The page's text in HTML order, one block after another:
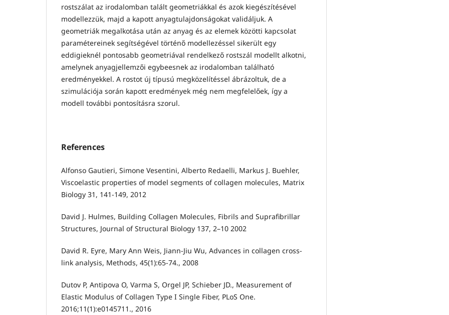
rostszálat az irodalomban talált geometriákkal és azok kiegészítésével
modellezzük, majd a kapott anyagtulajdonságokat validáljuk. A
geometriák megalkotása után az anyag és az elemek közötti kapcsolat
paramétereinek segítségével történő modellezéssel sikerült egy
eddigieknél pontosabb geometriával rendelkező rostszál modellt alkotni,
amelynek anyagjellemzői egybeesnek az irodalomban található
eredményekkel. A rostot új típusú megközelítéssel ábrázoltuk, de a
szimulációja során kapott eredmények még nem megfelelőek, így a
modell további pontosításra szorul.
References
Alfonso Gautieri, Simone Vesentini, Alberto Redaelli, Markus J. Buehler,
Viscoelastic properties of model segments of collagen molecules, Matrix
Biology 31, 141-149, 2012
David J. Hulmes, Building Collagen Molecules, Fibrils and Suprafibrillar
Structures, Journal of Structural Biology 137, 2–10 2002
David R. Eyre, Mary Ann Weis, Jiann-Jiu Wu, Advances in collagen cross-
link analysis, Methods, 45(1):65-74., 2008
Dutov P, Antipova O, Varma S, Orgel JP, Schieber JD., Measurement of
Elastic Modulus of Collagen Type I Single Fiber, PLoS One.
2016;11(1):e0145711., 2016